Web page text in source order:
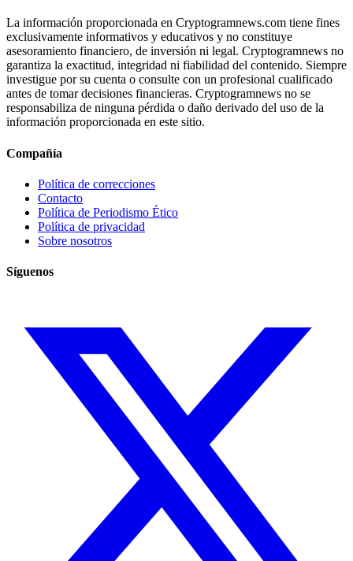
La información proporcionada en Cryptogramnews.com tiene fines
exclusivamente informativos y educativos y no constituye
asesoramiento financiero, de inversión ni legal. Cryptogramnews no
garantiza la exactitud, integridad ni fiabilidad del contenido. Siempre
investigue por su cuenta o consulte con un profesional cualificado
antes de tomar decisiones financieras. Cryptogramnews no se
responsabiliza de ninguna pérdida o daño derivado del uso de la
información proporcionada en este sitio.
Compañía
Política de correcciones
Contacto
Política de Periodismo Ético
Política de privacidad
Sobre nosotros
Síguenos